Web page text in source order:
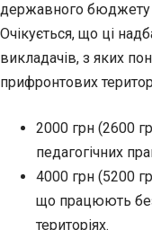
державного бюджету
Очікується, що ці
викладачів, з яких
прифронтових
2000 грн (2600
педагогічних
4000 грн (5200
що працюють
територіях.